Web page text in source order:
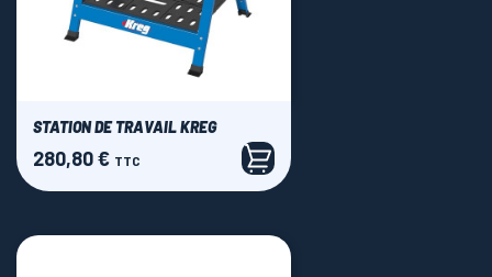
STATION DE TRAVAIL KREG
Prix
280,80 € TTC